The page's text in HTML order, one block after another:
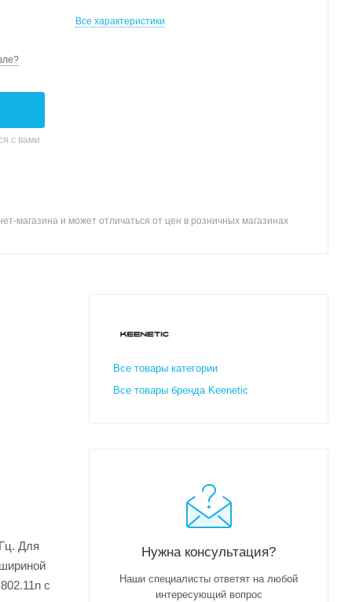
с вами
Все характеристики
магазина и может отличаться от цен в розничных магазинах
Для
с
Все товары категории
Все товары бренда Keenetic
Нужна консультация?
Наши специалисты ответят на любой
интересующий вопрос